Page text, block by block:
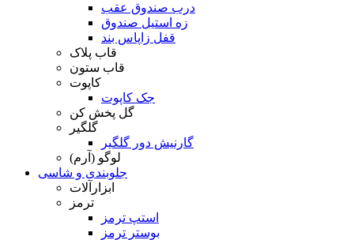
درب صندوق عقب
زه استیل صندوق
قفل زاپاس بند
قاب پلاک
قاب ستون
کاپوت
جک کاپوت
گل پخش کن
گلگیر
گارنیش دور گلگیر
لوگو (آرم)
جلوبندی و شاسی
ابزارآلات
ترمز
استپ ترمز
بوستر ترمز